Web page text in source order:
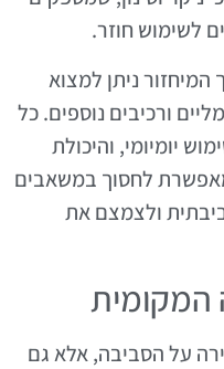
לשימוש חוזר.
ניתן למצוא
ורכיבים נוספים. כל
יומיומי, והיכולת
לחסוך במשאבים
ולצמצם את
המקומית
על הסביבה, אלא גם